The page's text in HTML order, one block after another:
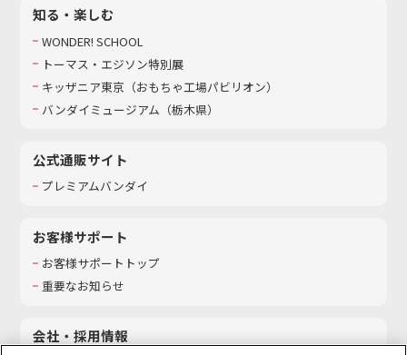
知る・楽しむ
WONDER! SCHOOL
トーマス・エジソン特別展
キッザニア東京（おもちゃ工場パビリオン）​
バンダイミュージアム（栃木県）
公式通販サイト
プレミアムバンダイ
お客様サポート
お客様サポートトップ
重要なお知らせ
会社・採用情報